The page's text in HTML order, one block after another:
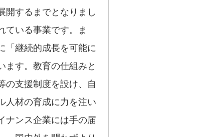
開するまでとなりまし
ている事業です。ま
「継続的成長を可能に
ます。教育の仕組みと
の支援制度を設け、自
人材の育成に力を注い
ナンス企業には手の届